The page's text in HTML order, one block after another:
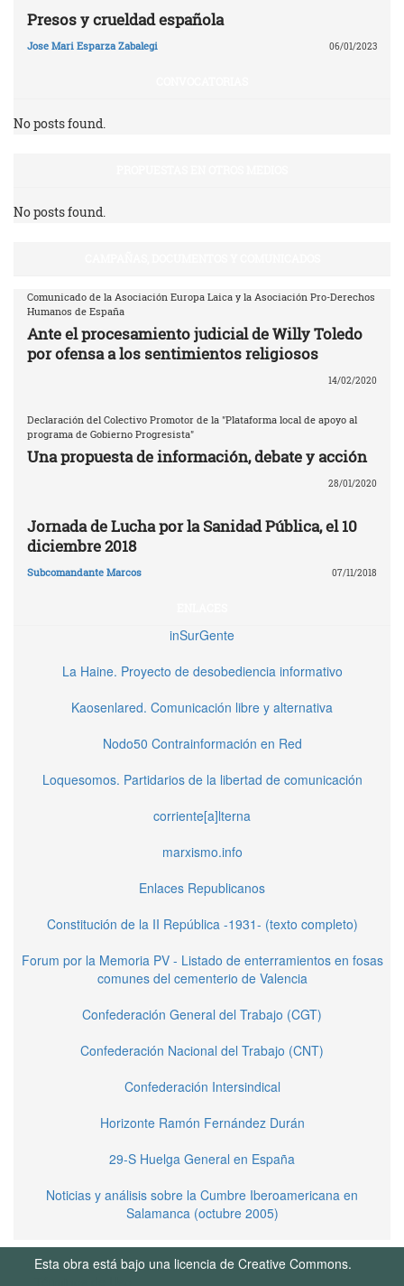
Presos y crueldad española
Jose Mari Esparza Zabalegi 06/01/2023
No posts found.
No posts found.
Comunicado de la Asociación Europa Laica y la Asociación Pro-Derechos
Humanos de España
Ante el procesamiento judicial de Willy Toledo
por ofensa a los sentimientos religiosos
14/02/2020
Declaración del Colectivo Promotor de la "Plataforma local de apoyo al
programa de Gobierno Progresista"
Una propuesta de información, debate y acción
28/01/2020
Jornada de Lucha por la Sanidad Pública, el 10
diciembre 2018
Subcomandante Marcos 07/11/2018
inSurGente
La Haine. Proyecto de desobediencia informativo
Kaosenlared. Comunicación libre y alternativa
Nodo50 Contrainformación en Red
Loquesomos. Partidarios de la libertad de comunicación
corriente[a]lterna
marxismo.info
Enlaces Republicanos
Constitución de la II República -1931- (texto completo)
Forum por la Memoria PV - Listado de enterramientos en fosas
comunes del cementerio de Valencia
Confederación General del Trabajo (CGT)
Confederación Nacional del Trabajo (CNT)
Confederación Intersindical
Horizonte Ramón Fernández Durán
29-S Huelga General en España
Noticias y análisis sobre la Cumbre Iberoamericana en
Salamanca (octubre 2005)
Esta obra está bajo una licencia de Creative Commons.